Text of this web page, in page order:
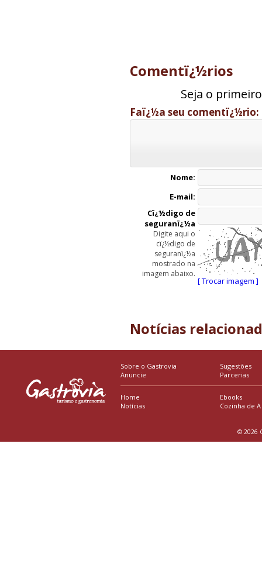
Comentï¿½rios
Seja o
Faï¿½a seu comentï¿½rio:
Nome:
E-mail:
Cï¿½digo de
seguranï¿½a
Digite aqui o
cï¿½digo de
seguranï¿½a
mostrado na
imagem abaixo.
[ Trocar imagem ]
Notícias
Sobre o Gastrovia
Anuncie
Sugestões
Parcerias
Home
Notícias
Ebooks
Cozinha de A
© 2026